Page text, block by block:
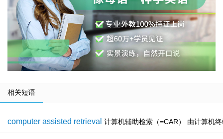
相关短语
computer assisted retrieval 计算机辅助检索（=CAR） 由计算机